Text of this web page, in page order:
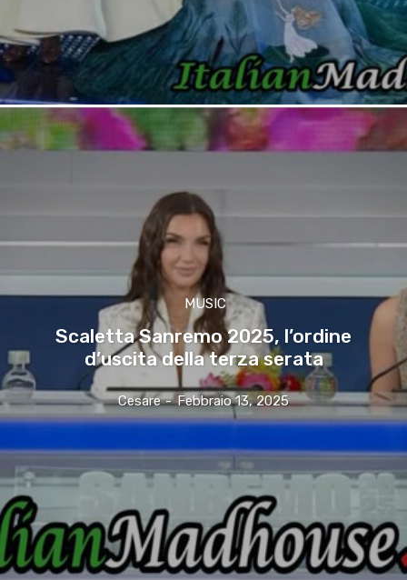
MUSIC
Scaletta Sanremo 2025, l’ordine
d’uscita della terza serata
Cesare - Febbraio 13, 2025